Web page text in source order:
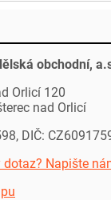
obchodní,
Orlicí 120
nad Orlicí
DIČ:
dotaz? Napište